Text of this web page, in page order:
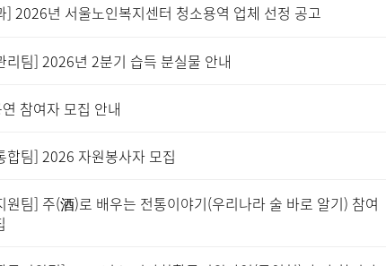
] 2026년 서울노인복지센터 청소용역 업체 선정 공고
리팀] 2026년 2분기 습득 분실물 안내
참여자 모집 안내
합팀] 2026 자원봉사자 모집
원팀] 주(酒)로 배우는 전통이야기(우리나라 술 바로 알기) 참여